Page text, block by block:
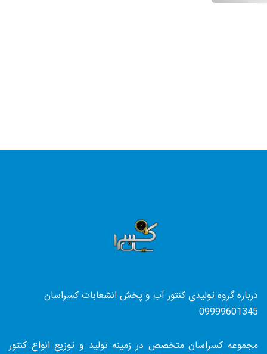
درباره گروه تولیدی کنتور آب و پخش انشعابات کسراسان
09999601345
مجموعه کسراسان متخصص در زمینه تولید و توزیع انواع کنتور